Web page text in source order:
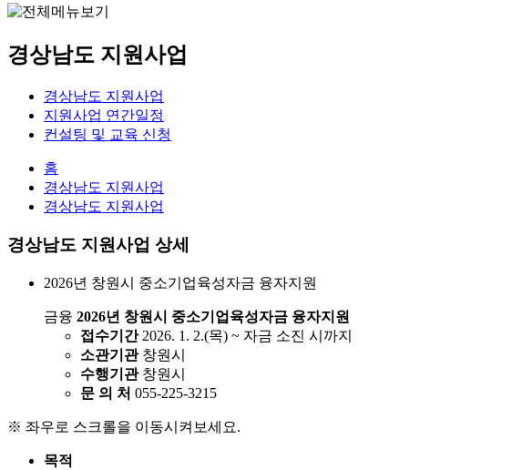
경상남도 지원사업
경상남도 지원사업
지원사업 연간일정
컨설팅 및 교육 신청
홈
경상남도 지원사업
경상남도 지원사업
경상남도 지원사업 상세
2026년 창원시 중소기업육성자금 융자지원
금융 2026년 창원시 중소기업육성자금 융자지원
접수기간 2026. 1. 2.(목) ~ 자금 소진 시까지
소관기관창원시
수행기관창원시
문 의 처 055-225-3215
※ 좌우로 스크롤을 이동시켜보세요.
목적